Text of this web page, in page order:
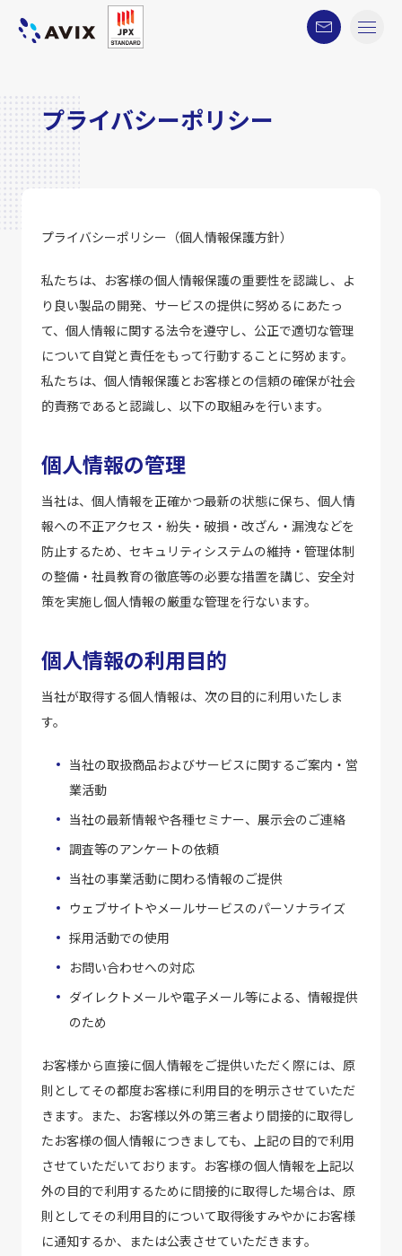
プライバシーポリシー
プライバシーポリシー（個人情報保護方針）
私たちは、お客様の個人情報保護の重要性を認識し、よ
り良い製品の開発、サービスの提供に努めるにあたっ
て、個人情報に関する法令を遵守し、公正で適切な管理
について自覚と責任をもって行動することに努めます。
私たちは、個人情報保護とお客様との信頼の確保が社会
的責務であると認識し、以下の取組みを行います。
個人情報の管理
当社は、個人情報を正確かつ最新の状態に保ち、個人情
報への不正アクセス・紛失・破損・改ざん・漏洩などを
防止するため、セキュリティシステムの維持・管理体制
の整備・社員教育の徹底等の必要な措置を講じ、安全対
策を実施し個人情報の厳重な管理を行ないます。
個人情報の利用目的
当社が取得する個人情報は、次の目的に利用いたしま
す。
当社の取扱商品およびサービスに関するご案内・営
業活動
当社の最新情報や各種セミナー、展示会のご連絡
調査等のアンケートの依頼
当社の事業活動に関わる情報のご提供
ウェブサイトやメールサービスのパーソナライズ
採用活動での使用
お問い合わせへの対応
ダイレクトメールや電子メール等による、情報提供
のため
お客様から直接に個人情報をご提供いただく際には、原
則としてその都度お客様に利用目的を明示させていただ
きます。また、お客様以外の第三者より間接的に取得し
たお客様の個人情報につきましても、上記の目的で利用
させていただいております。お客様の個人情報を上記以
外の目的で利用するために間接的に取得した場合は、原
則としてその利用目的について取得後すみやかにお客様
に通知するか、または公表させていただきます。